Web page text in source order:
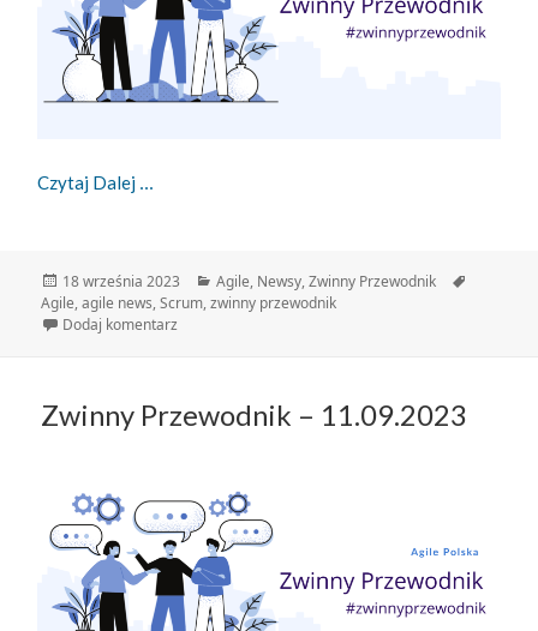
Czytaj Dalej
Data
publikacji
18 września 2023 Kategorie
Agile, Newsy,Zwinny Przewodnik
Agile,agile news,Scrum,zwinny przewodnik
Dodaj komentarz
Zwinny Przewodnik – 11.09.2023